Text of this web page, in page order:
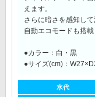
えます。
さらに暗さを感知し
自動エコモードも搭載
●カラー：白・黒
●サイズ(cm)：
水代